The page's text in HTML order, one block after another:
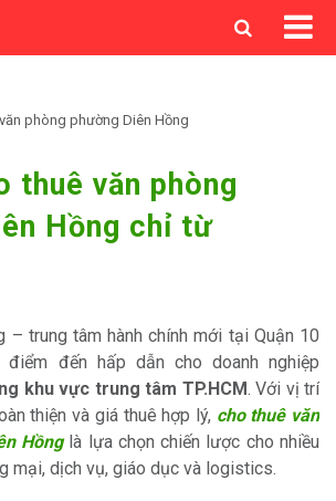
phòng phường Diên Hồng
thuê văn phòng
Hồng chỉ từ
– trung tâm hành chính mới tại Quận 10
đến hấp dẫn cho doanh nghiệp
khu vực trung tâm TP.HCM. Với vị trí
thiện và giá thuê hợp lý, cho thuê văn
Hồnglà lựa chọn chiến lược cho nhiều
mại, dịch vụ, giáo dục và logistics.